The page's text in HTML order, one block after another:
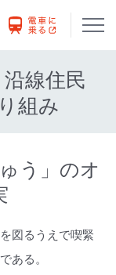
線住民
組み
う」のオ
図るうえで喫緊
ある。